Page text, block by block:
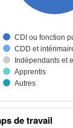
de travail